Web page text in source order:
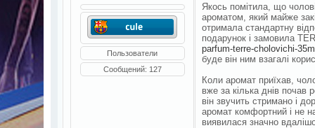
Пользователи
Сообщений: 127
Якось помітила, що
ароматом, який майже
отримала стандартну
подарунок і замовила
parfum-terre-cholovichi-
буде він ним взагалі
Коли аромат приїхав,
вже за кілька днів
він звучить стримано і
аромат комфортний і не
виявилася значно